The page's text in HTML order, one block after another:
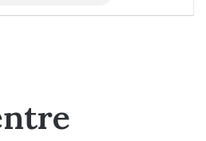
por